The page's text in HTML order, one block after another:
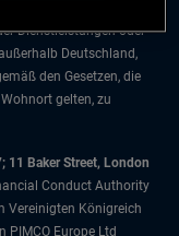
Dienstleistungen oder
Deutschland,
den Gesetzen, die
gelten, zu
11 Baker Street, London
Conduct Authority
Vereinigten Königreich
PIMCO Europe Ltd